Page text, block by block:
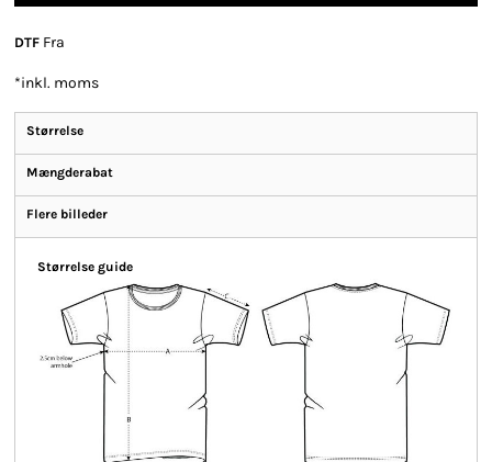
DTF Fra
*inkl. moms
Størrelse
Mængderabat
Flere billeder
Størrelse guide